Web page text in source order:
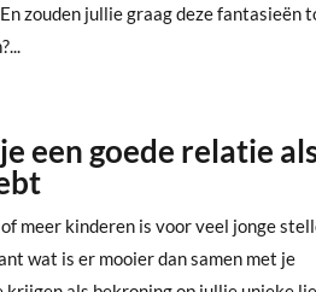
zouden jullie graag deze fantasieën
een goede relatie
meer kinderen is voor veel jonge
wat is er mooier dan samen met je